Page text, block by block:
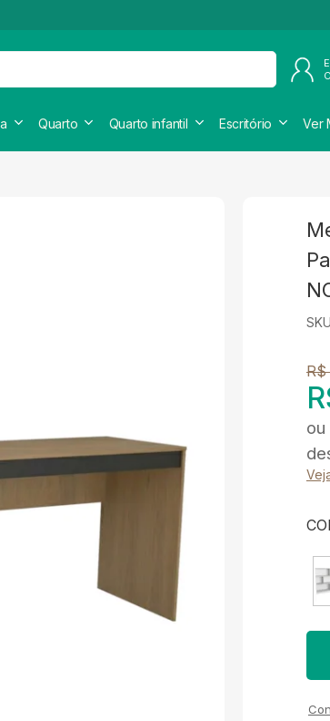
Quarto Quarto infantil Escritório Ver
ou